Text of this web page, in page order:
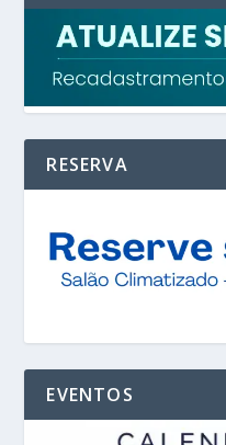
RESERVA
EVENTOS